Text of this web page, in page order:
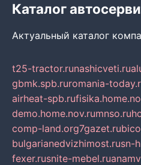
Каталог
Актуальный каталог
t25-tractor.runashicveti.ru
gbmk.spb.ruromania-
airheat-spb.ru
demo.home.nov.rumnso.ru
comp-land.org7gazet.ru
bulgarianedvizhimost.rusn-
fexer.rusnite-mebel.ru